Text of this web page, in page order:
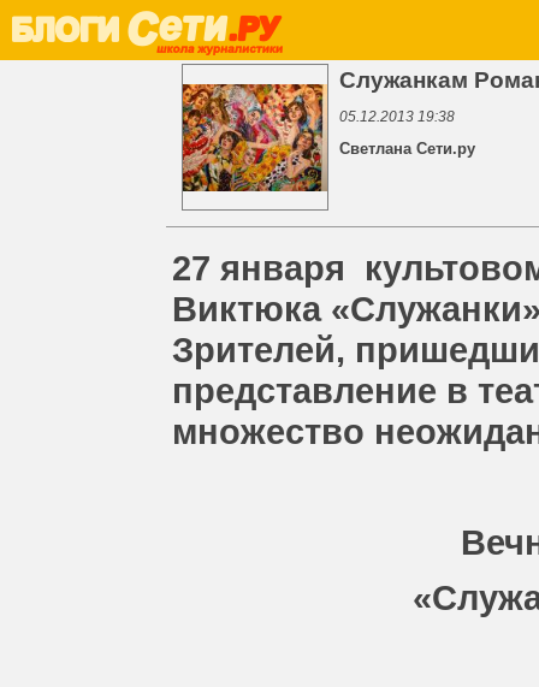
Служанкам
05.12.2013 19:38
Светлана Сети.ру
27 января
Виктюка
Зрителей,
представление в
множество